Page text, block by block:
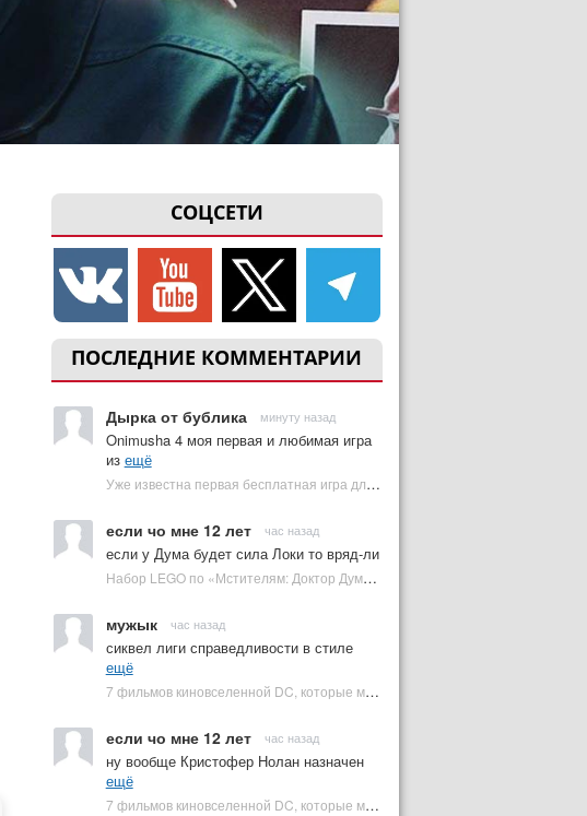
СОЦСЕТИ
ПОСЛЕДНИЕ КОММЕНТАРИИ
Дырка от бублика минуту назад
Onimusha 4 моя первая и любимая игра
из ещё
Уже известна первая бесплатная игра для PS Plus Premium за август 2026 | Plugged In Ru
если чо мне 12 лет час назад
если у Дума будет сила Локи то вряд-ли
Набор LEGO по «Мстителям: Доктор Дум» раскрыл костюм Часового | Plugged In Ru
мужык час назад
сиквел лиги справедливости в стиле
ещё
7 фильмов киновселенной DC, которые может снять Зак Снайдер | Plugged In Ru
если чо мне 12 лет час назад
ну вообще Кристофер Нолан назначен
ещё
7 фильмов киновселенной DC, которые может снять Зак Снайдер | Plugged In Ru